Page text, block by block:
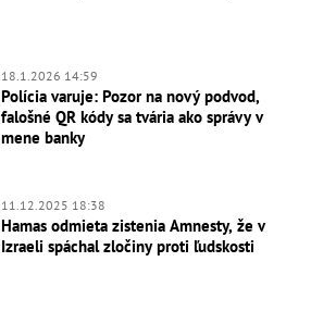
18.1.2026 14:59
Polícia varuje: Pozor na nový podvod,
falošné QR kódy sa tvária ako správy v
mene banky
11.12.2025 18:38
Hamas odmieta zistenia Amnesty, že v
Izraeli spáchal zločiny proti ľudskosti